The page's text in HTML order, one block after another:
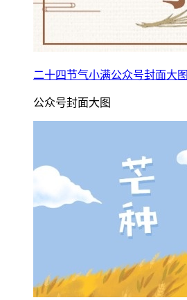
二十四节气小满公众号封面大图
公众号封面大图